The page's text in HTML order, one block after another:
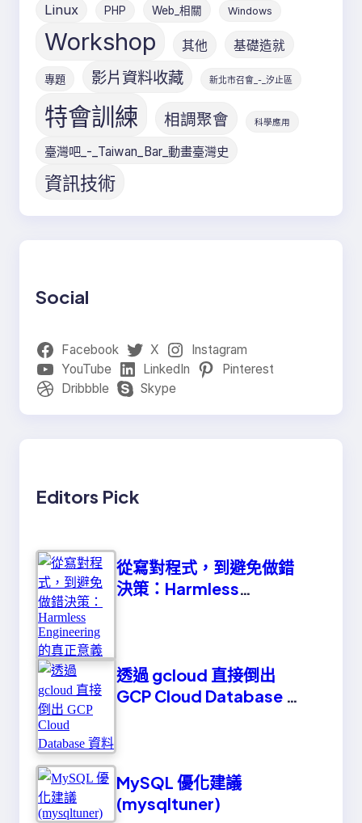
Linux PHP Web_相關 Windows
Workshop 其他 基礎造就
專題 影片資料收藏 新北市召會_-_汐止區
特會訓練 相調聚會 科學應用
臺灣吧_-_Taiwan_Bar_動畫臺灣史
資訊技術
Social
Facebook X
Instagram
YouTube
LinkedIn
Pinterest
Dribbble
Skype
Editors Pick
從寫對程式，到避免做錯
決策：Harmless
透過 gcloud 直接倒出
GCP Cloud Database 資
MySQL 優化建議
(mysqltuner)